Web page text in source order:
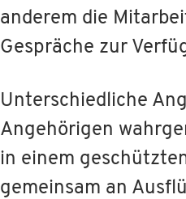
anderem die
Gespräche zur
Unterschiedliche
Angehörigen
in einem
gemeinsam an